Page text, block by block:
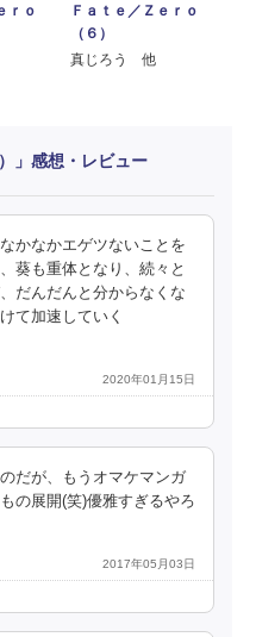
ｒｏ
Ｆａｔｅ／Ｚｅｒｏ
（６）
真じろう 他
」感想・レビュー
かなかエゲツないことを
葵も重体となり、続々と
だんだんと分からなくな
て加速していく
2020年01月15日
だが、もうオマケマンガ
の展開(笑)優雅すぎるやろ
2017年05月03日